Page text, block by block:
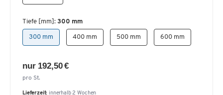
Tiefe [mm]: 300 mm
300 mm 400 mm 500 mm 600 mm
nur 192,50 €
pro St.
Lieferzeit: innerhalb 2 Wochen